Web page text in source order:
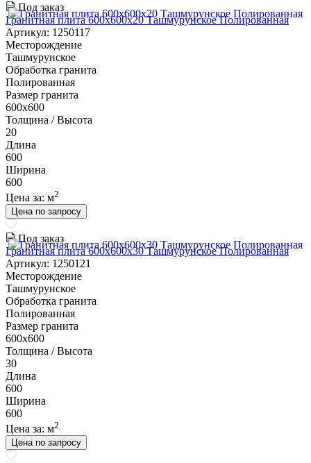
Под заказ
Гранитная плита 600х600x20 Ташмурунское Полированная
Артикул: 1250117
Месторождение
Ташмурунское
Обработка гранита
Полированная
Размер гранита
600х600
Толщина / Высота
20
Длина
600
Ширина
600
Цена за: м2
Цена по запросу
Под заказ
Гранитная плита 600х600x30 Ташмурунское Полированная
Артикул: 1250121
Месторождение
Ташмурунское
Обработка гранита
Полированная
Размер гранита
600х600
Толщина / Высота
30
Длина
600
Ширина
600
Цена за: м2
Цена по запросу